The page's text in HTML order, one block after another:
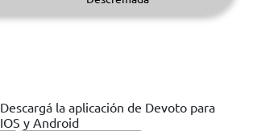
Descargá la aplicación de Devoto para
IOS y Android